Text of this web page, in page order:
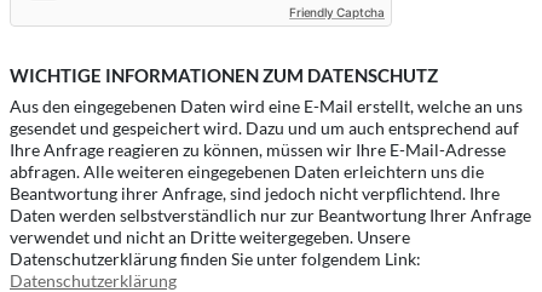
Friendly Captcha
WICHTIGE INFORMATIONEN ZUM DATENSCHUTZ
Aus den eingegebenen Daten wird eine E-Mail erstellt, welche an uns
gesendet und gespeichert wird. Dazu und um auch entsprechend auf
Ihre Anfrage reagieren zu können, müssen wir Ihre E-Mail-Adresse
abfragen. Alle weiteren eingegebenen Daten erleichtern uns die
Beantwortung ihrer Anfrage, sind jedoch nicht verpflichtend. Ihre
Daten werden selbstverständlich nur zur Beantwortung Ihrer Anfrage
verwendet und nicht an Dritte weitergegeben. Unsere
Datenschutzerklärung finden Sie unter folgendem Link:
Datenschutzerklärung